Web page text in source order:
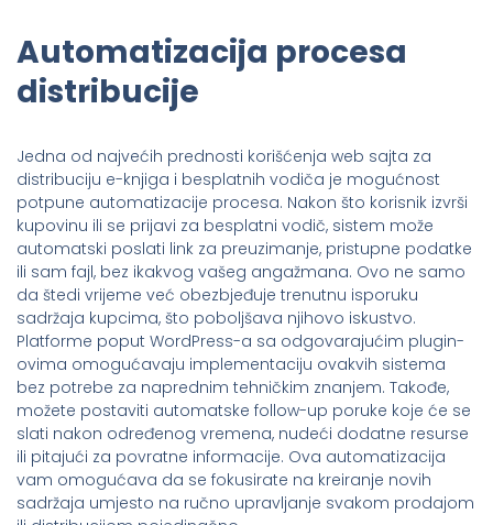
Automatizacija procesa
distribucije
Jedna od najvećih prednosti korišćenja web sajta za
distribuciju e-knjiga i besplatnih vodiča je mogućnost
potpune automatizacije procesa. Nakon što korisnik izvrši
kupovinu ili se prijavi za besplatni vodič, sistem može
automatski poslati link za preuzimanje, pristupne podatke
ili sam fajl, bez ikakvog vašeg angažmana. Ovo ne samo
da štedi vrijeme već obezbjeđuje trenutnu isporuku
sadržaja kupcima, što poboljšava njihovo iskustvo.
Platforme poput WordPress-a sa odgovarajućim plugin-
ovima omogućavaju implementaciju ovakvih sistema
bez potrebe za naprednim tehničkim znanjem. Takođe,
možete postaviti automatske follow-up poruke koje će se
slati nakon određenog vremena, nudeći dodatne resurse
ili pitajući za povratne informacije. Ova automatizacija
vam omogućava da se fokusirate na kreiranje novih
sadržaja umjesto na ručno upravljanje svakom prodajom